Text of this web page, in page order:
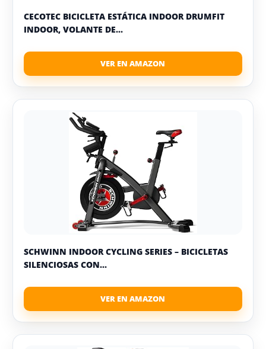
CECOTEC BICICLETA ESTÁTICA INDOOR DRUMFIT
INDOOR, VOLANTE DE...
SCHWINN INDOOR CYCLING SERIES – BICICLETAS
SILENCIOSAS CON...